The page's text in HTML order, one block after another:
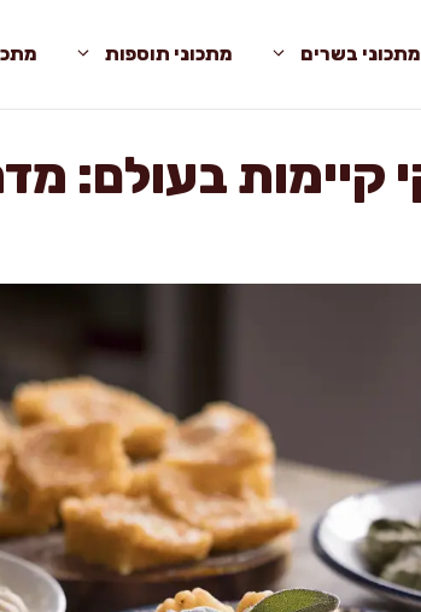
מתכוני בשרים מתכוני תוספות
קיימות בעולם: